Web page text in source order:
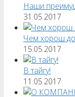
Наши
31.05.2017
Чем хорош
15.05.2017
В тайгу!
11.05.2017